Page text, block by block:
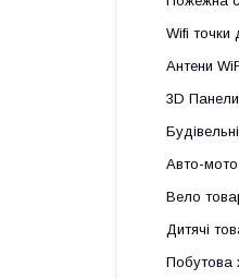
Wifi точки
Антени
3D
Авто-
Вело
Дитячі
Побутова